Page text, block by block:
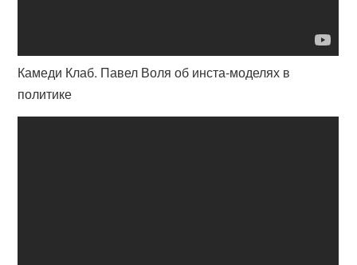
Камеди Клаб. Павел Воля об инста-моделях в
политике